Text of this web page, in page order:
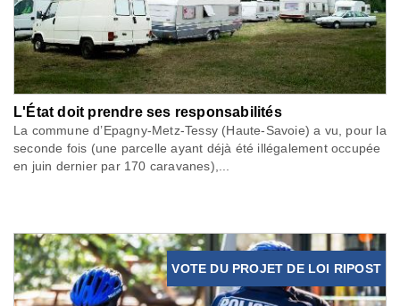
L'État doit prendre ses responsabilités
La commune d’Epagny-Metz-Tessy (Haute-Savoie) a vu, pour la
seconde fois (une parcelle ayant déjà été illégalement occupée
en juin dernier par 170 caravanes),...
VOTE DU PROJET DE LOI RIPOST